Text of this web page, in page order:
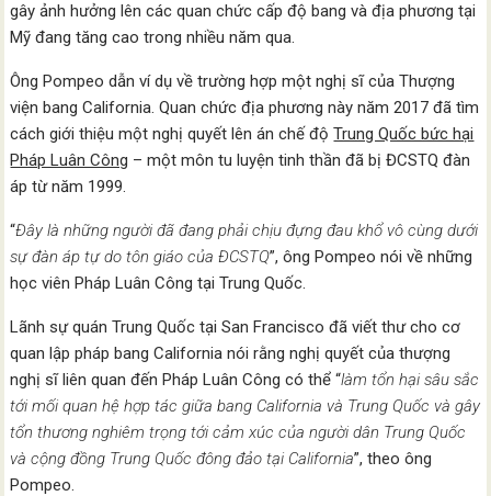
gây ảnh hưởng lên các quan chức cấp độ bang và địa phương tại
Mỹ đang tăng cao trong nhiều năm qua.
Ông Pompeo dẫn ví dụ về trường hợp một nghị sĩ của Thượng
viện bang California. Quan chức địa phương này năm 2017 đã tìm
cách giới thiệu một nghị quyết lên án chế độTrung Quốc bức hại
Pháp Luân Công – một môn tu luyện tinh thần đã bị ĐCSTQ đàn
áp từ năm 1999.
“Đây là những người đã đang phải chịu đựng đau khổ vô cùng dưới
sự đàn áp tự do tôn giáo của ĐCSTQ”, ông Pompeo nói về những
học viên Pháp Luân Công tại Trung Quốc.
Lãnh sự quán Trung Quốc tại San Francisco đã viết thư cho cơ
quan lập pháp bang California nói rằng nghị quyết của thượng
nghị sĩ liên quan đến Pháp Luân Công có thể “làm tổn hại sâu sắc
tới mối quan hệ hợp tác giữa bang California và Trung Quốc và gây
tổn thương nghiêm trọng tới cảm xúc của người dân Trung Quốc
và cộng đồng Trung Quốc đông đảo tại California”, theo ông
Pompeo.